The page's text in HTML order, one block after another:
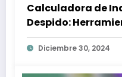
Calculadora de
Despido:
Proteger tus
Diciembre 30, 2024